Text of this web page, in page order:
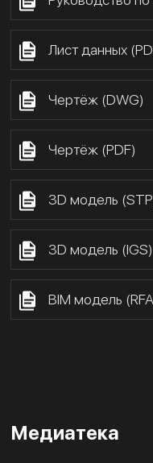
Лист данных
Чертёж (DWG)
Чертёж (PDF)
3D модель
3D модель (IGS)
BIM модель
Медиатека